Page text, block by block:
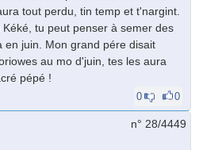
tout perdu, tin temp et t'nargint.
tu peut penser à semer des
en juin. Mon grand pére disait
au mo d'juin, tes les aura
pépé !
0 0
n° 28/4449